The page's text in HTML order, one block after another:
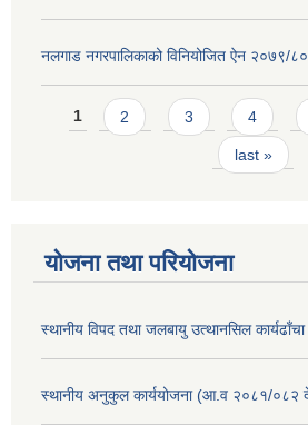
नलगाड नगरपालिकाको विनियोजित ऐन २०७९/८०
Pages
1 2 3 4
last »
योजना तथा परियोजना
स्थानीय विपद तथा जलबायु उत्थानसिल
स्थानीय अनुकुल कार्ययोजना (आ.व २०८१/०८२